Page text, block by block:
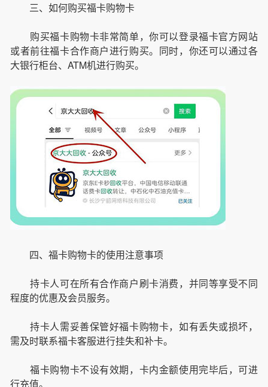
三、如何购买福卡购物卡
购买福卡购物卡非常简单，你可以登录福卡官方网站
或者前往福卡合作商户进行购买。同时，你还可以通过各
大银行柜台、ATM机进行购买。
四、福卡购物卡的使用注意事项
持卡人可在所有合作商户刷卡消费，并同等享受不同
程度的优惠及会员服务。
持卡人需妥善保管好福卡购物卡，如有丢失或损坏，
需及时联系福卡客服进行挂失和补卡。
福卡购物卡不设有效期，卡内金额使用完毕后，可进
行充值。